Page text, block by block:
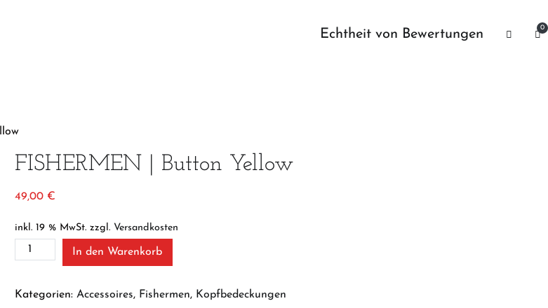
Echtheit von Bewertungen 0
FISHERMEN | Button Yellow
49,00 €
inkl. 19 % MwSt. zzgl. Versandkosten
FISHERMEN
|
Menge
In den Warenkorb
Kategorien: Accessoires, Fishermen, Kopfbedeckungen